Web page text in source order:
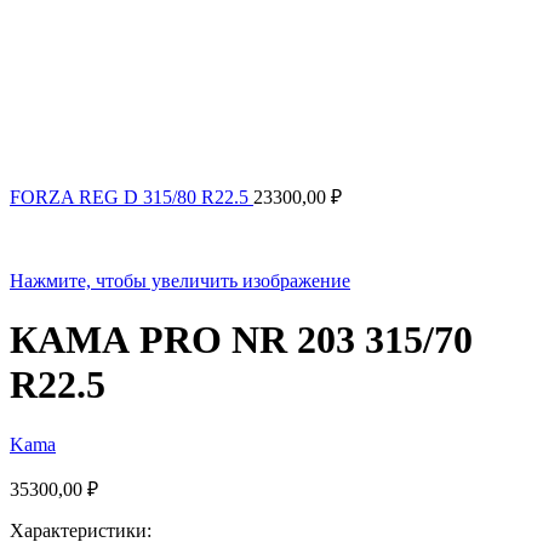
FORZA REG D 315/80 R22.5 23300,00 ₽
Нажмите, чтобы увеличить изображение
КАМА PRO NR 203 315/70
R22.5
Kama
35300,00 ₽
Характеристики: